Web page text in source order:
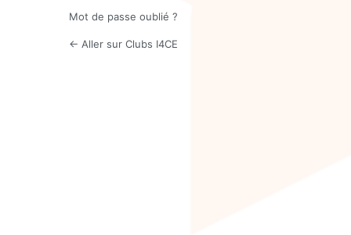
Mot de passe oublié ?
← Aller sur Clubs I4CE